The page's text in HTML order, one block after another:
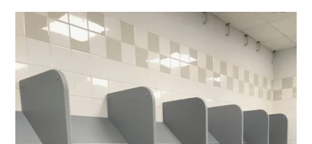
Urinoir
sans
dans
les
collectivités
jusqu’à